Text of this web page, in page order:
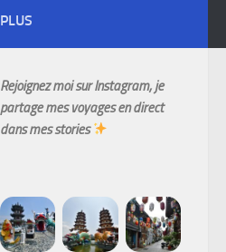
PLUS
Rejoignez moi sur Instagram, je
partage mes voyages en direct
dans mes stories